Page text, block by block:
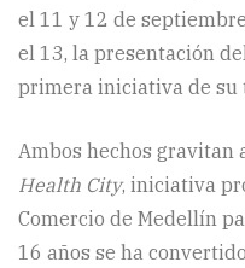
el 11 y 12 de
el 13, la presentación
primera iniciativa de su
Ambos hechos gravitan
Health City, iniciativa
Comercio de Medellín
16 años se ha